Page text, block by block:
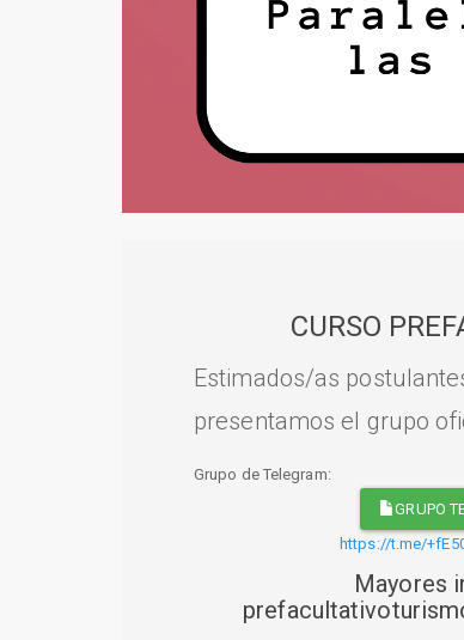
CURSO
Estimados/as
presentamos el grupo
Grupo de Telegram:
GRUPO
https://t.me/
Mayores